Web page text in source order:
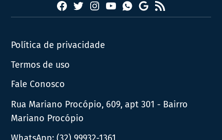
Facebook
TwitterInstagram
YouTubeWhatsapp
Google
News
RSS
Política de privacidade
Termos de uso
Fale Conosco
Rua Mariano Procópio, 609, apt 301 - Bairro
Mariano Procópio
WhatsApp:(32) 99932-1361